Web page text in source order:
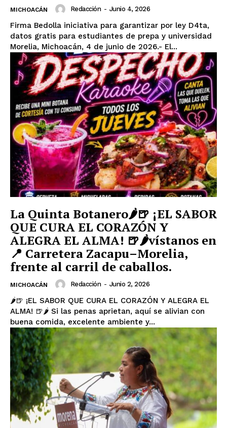
MICHOACÁN Redacción - Junio 4, 2026
Firma Bedolla iniciativa para garantizar por ley D4ta,
datos gratis para estudiantes de prepa y universidad
Morelia, Michoacán, 4 de junio de 2026.- El...
La Quinta Botanero🌶️🍺 ¡EL SABOR
QUE CURA EL CORAZÓN Y
ALEGRA EL ALMA! 🍺🌶️vístanos en
📍 Carretera Zacapu–Morelia,
frente al carril de caballos.
MICHOACÁN Redacción - Junio 2, 2026
🌶️🍺 ¡EL SABOR QUE CURA EL CORAZÓN Y ALEGRA EL
ALMA! 🍺🌶️ Si las penas aprietan, aquí se alivian con
buena comida, excelente ambiente y...